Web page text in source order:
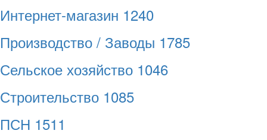
Интернет-магазин 1240
Производство / Заводы 1785
Сельское хозяйство 1046
Строительство 1085
ПСН 1511